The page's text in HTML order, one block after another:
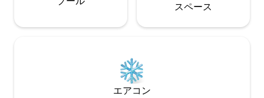
ス⁠ペ⁠ー⁠ス
エアコン